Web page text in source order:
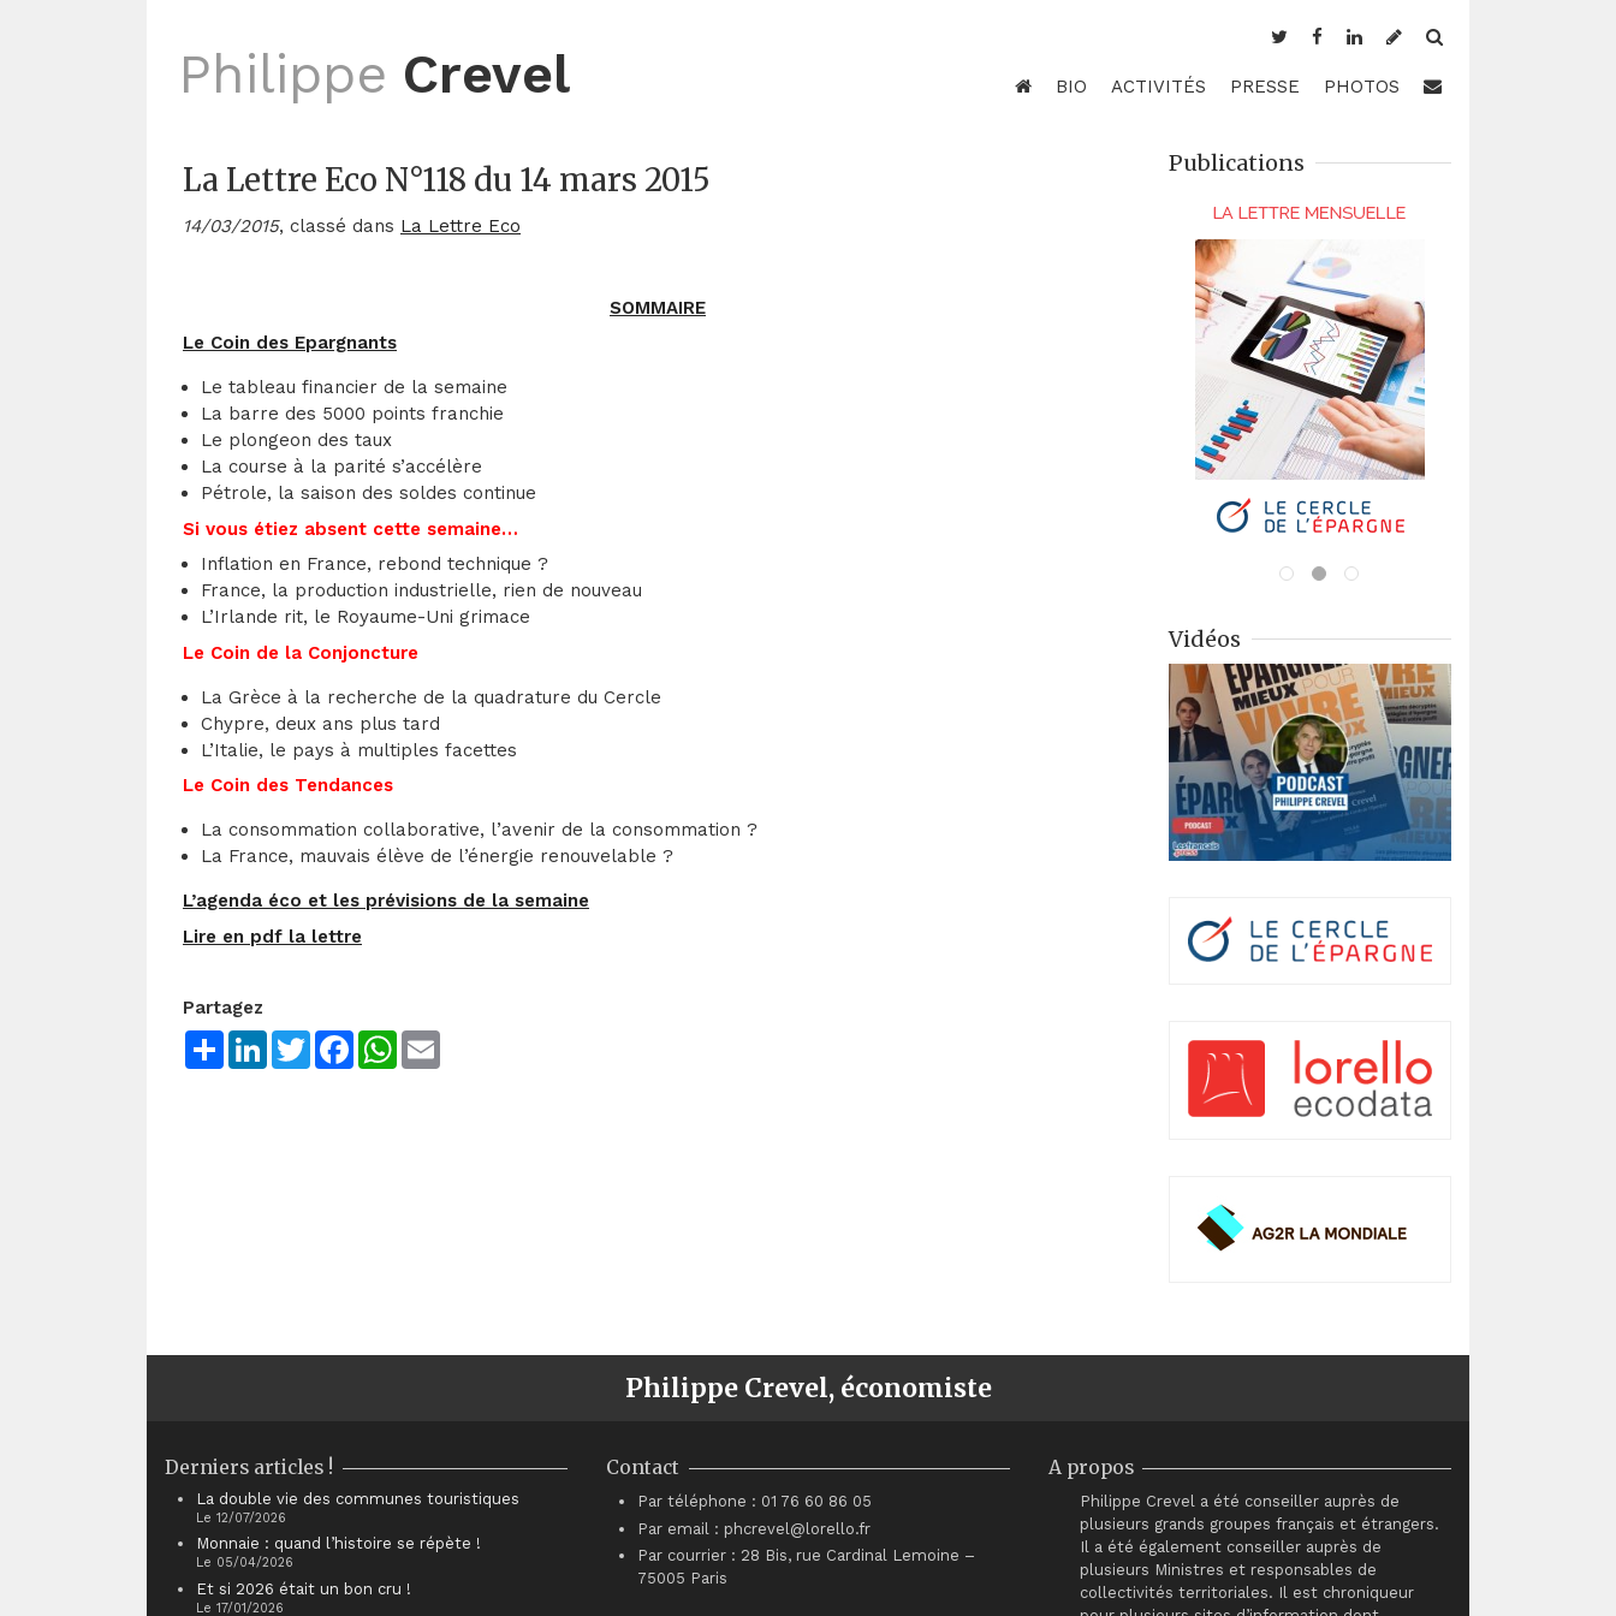
Philippe Crevel BIO ACTIVITÉS PRESSE PHOTOS
La Lettre Eco N°118 du 14 mars 2015
14/03/2015, classé dans La Lettre Eco
SOMMAIRE
Le Coin des Epargnants
Le tableau financier de la semaine
La barre des 5000 points franchie
Le plongeon des taux
La course à la parité s’accélère
Pétrole, la saison des soldes continue
Si vous étiez absent cette semaine…
Inflation en France, rebond technique ?
France, la production industrielle, rien de nouveau
L’Irlande rit, le Royaume-Uni grimace
Le Coin de la Conjoncture
La Grèce à la recherche de la quadrature du Cercle
Chypre, deux ans plus tard
L’Italie, le pays à multiples facettes
Le Coin des Tendances
La consommation collaborative, l’avenir de la consommation ?
La France, mauvais élève de l’énergie renouvelable ?
L’agenda éco et les prévisions de la semaine
Lire en pdf la lettre
Partagez
ShareLinkedInTwitterFacebookWhatsApp
Publications
Vidéos
Philippe Crevel, économiste
Derniers articles !
La double vie des communes touristiques
Le 12/07/2026
Monnaie : quand l’histoire se répète !
Le 05/04/2026
Et si 2026 était un bon cru !
Le 17/01/2026
Contact
Par téléphone : 01 76 60 86 05
Par email : phcrevel@lorello.fr
Par courrier : 28 Bis, rue Cardinal Lemoine –
75005 Paris
A propos
Philippe Crevel a été conseiller auprès de
plusieurs grands groupes français et étrangers.
Il a été également conseiller auprès de
plusieurs Ministres et responsables de
collectivités territoriales. Il est chroniqueur